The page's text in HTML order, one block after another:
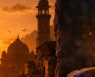
अड़े हुए | कई लाख
एक तरफ समय के मारे थे |
के रथ को केशव स्वयं हाँक
माधव ने अर्जुन को देखा,